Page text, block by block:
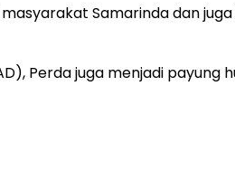
Samarinda dan
Perda juga menjadi payung